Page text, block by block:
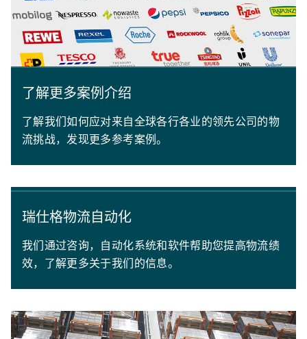
了解更多案例介绍
了解我们如何应对来自全球各行各业的领先公司的物
流挑战，发现更多参考案例。
瑞仕格物流自动化
我们通过咨询，自动化系统和软件帮助您提高物流绩
效，了解更多关于我们的信息。